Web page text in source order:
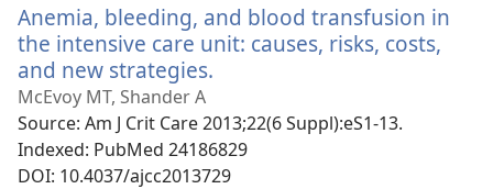
вікні)
Anemia, bleeding, and blood transfusion in
the intensive care unit: causes, risks, costs,
and new strategies.
новому
вікні)
McEvoy MT, Shander A
Source‎: Am J Crit Care 2013;22(6 Suppl):eS1-13.
Indexed‎: PubMed 24186829
DOI‎: 10.4037/ajcc2013729